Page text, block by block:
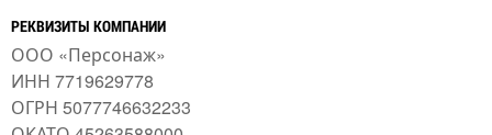
РЕКВИЗИТЫ КОМПАНИИ
ООО «Персонаж»
ИНН 7719629778
ОГРН 5077746632233